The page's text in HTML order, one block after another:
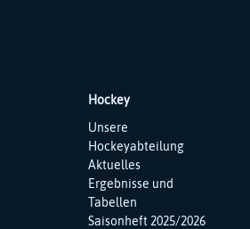
Hockey
Navigation
überspringen
Unsere
Hockeyabteilung
Aktuelles
Ergebnisse und
Tabellen
Saisonheft 2025/2026